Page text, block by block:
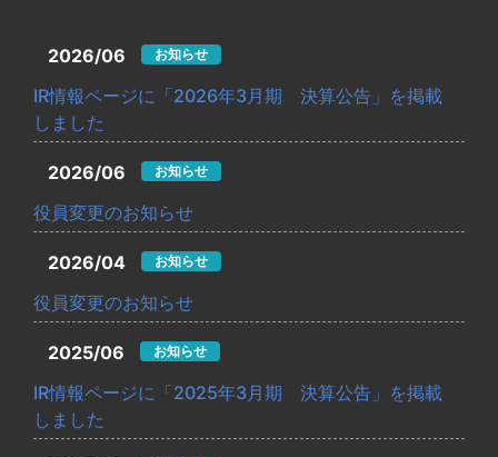
2026/06 お知らせ
IR情報ページに「2026年3月期 決算公告」を掲載
しました
2026/06 お知らせ
役員変更のお知らせ
2026/04 お知らせ
役員変更のお知らせ
2025/06 お知らせ
IR情報ページに「2025年3月期 決算公告」を掲載
しました